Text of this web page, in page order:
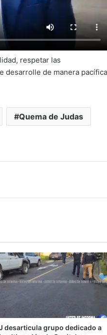
respetar las
desarrolle de manera pacífica
Quema de Judas
desarticula grupo dedicado a